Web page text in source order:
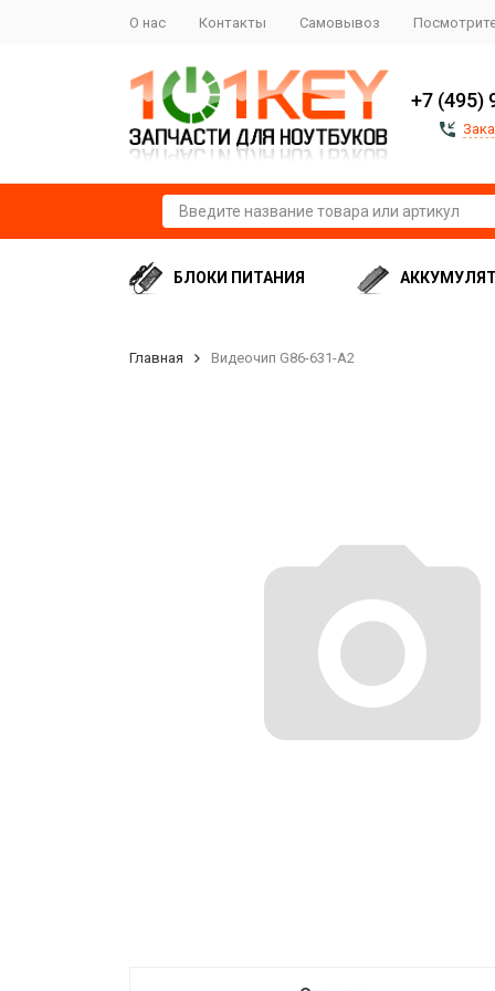
О нас Контакты Самовывоз
+7 (495)
БЛОКИ ПИТАНИЯ
Главная Видеочип G86-631-A2